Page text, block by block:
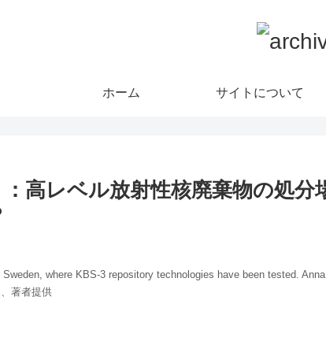
ホーム サイトについて
高レベル放射性核廃棄物の処
where KBS-3 repository technologies have been tested.
著者提供